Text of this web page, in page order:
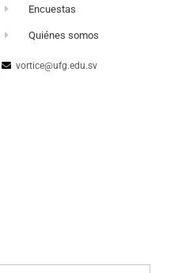
Encuestas
Quiénes somos
vortice@ufg.edu.sv